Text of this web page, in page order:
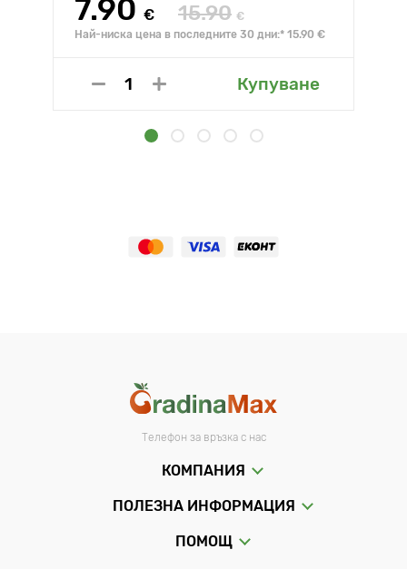
7.90 € 15.90 €
Най-ниска цена в последните 30 дни:* 15.90 €
Купуване
Телефон за връзка с нас
КОМПАНИЯ
ПОЛЕЗНА ИНФОРМАЦИЯ
ПОМОЩ